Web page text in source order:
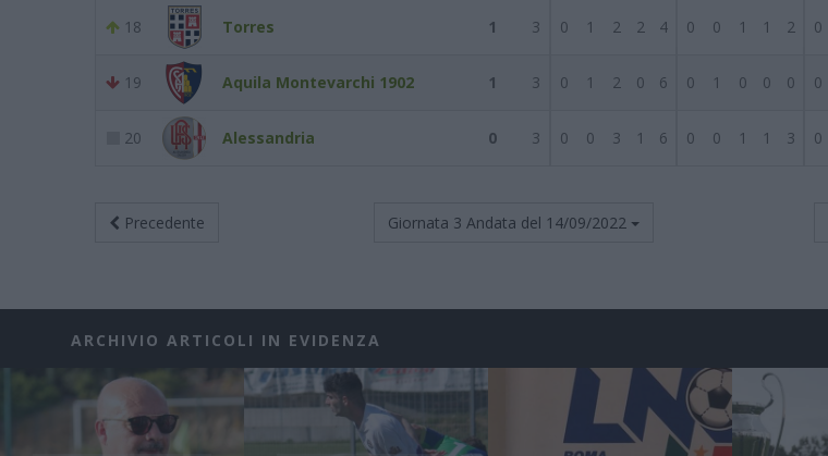
18 Torres 1 3 0 1 2 2 4 0 0 1 1 2 0
19 Aquila Montevarchi 1902 1 3 0 1 2 0 6 0 1 0 0 0 0
20 Alessandria 0 3 0 0 3 1 6 0 0 1 1 3 0
Precedente Giornata 3 Andata del 14/09/2022
ARCHIVIO ARTICOLI IN EVIDENZA